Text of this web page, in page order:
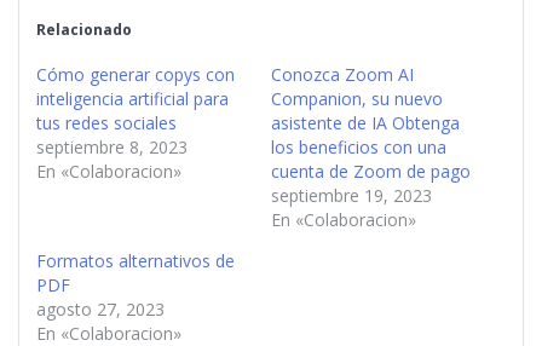
Relacionado
Cómo generar copys con
inteligencia artificial para
tus redes sociales
septiembre 8, 2023
En «Colaboracion»
Conozca Zoom AI
Companion, su nuevo
asistente de IA Obtenga
los beneficios con una
cuenta de Zoom de pago
septiembre 19, 2023
En «Colaboracion»
Formatos alternativos de
PDF
agosto 27, 2023
En «Colaboracion»